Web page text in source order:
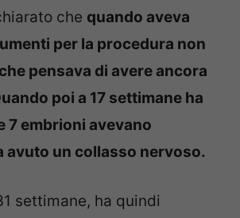
che quando aveva
per la procedura non
pensava di avere ancora
poi a 17 settimane ha
7 embrioni avevano
avuto un collasso nervoso.
settimane, ha quindi